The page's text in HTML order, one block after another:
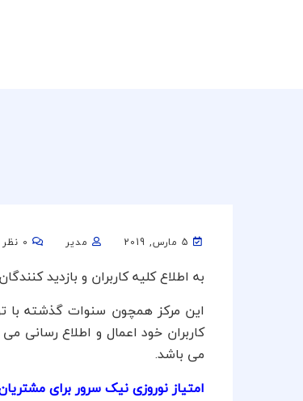
مدیر
به اطلاع کلیه کاربران و بازدید
این مرکز همچون سنوات گذشته با
می باشد.
امتیاز نوروزی نیک سرور برای